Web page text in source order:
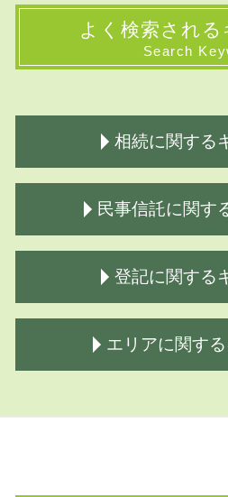
よく検索される
Search
相続に関する
生前対策 種類
相続とは わかりやすく
限定承認 手続き
相続財産の調査
相続手続き 法務局
相続手続き 費用
民事信託に関す
民事信託
家族信託 司法書士
民事信託とは
民事信託 デメリット
成年後見 家族信託
登記に関する
土地 登記簿謄本
相続 登記 必要 書類
抵当権 抹消 登記申請書
エリアに関す
相続 千葉県 司法書士